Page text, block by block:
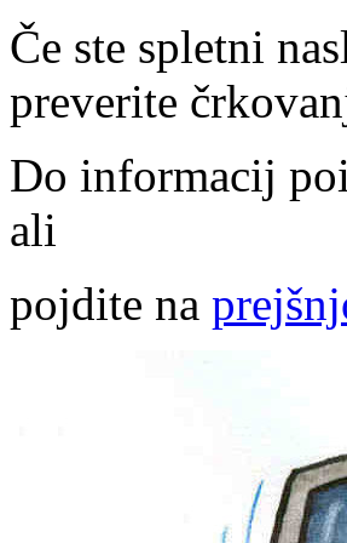
Če ste spletni
preverite
Do informacij
ali
pojdite na